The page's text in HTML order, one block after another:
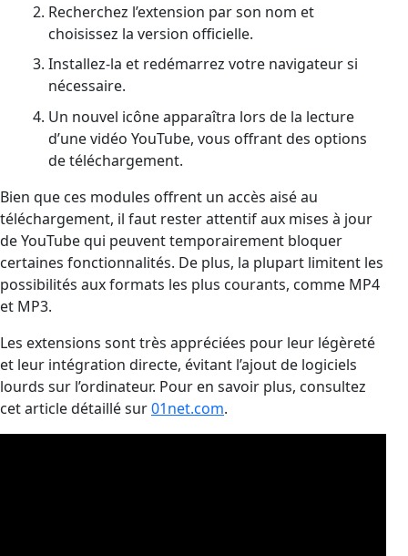
Recherchez l’extension par son nom et
choisissez la version officielle.
Installez-la et redémarrez votre navigateur si
nécessaire.
Un nouvel icône apparaîtra lors de la lecture
d’une vidéo YouTube, vous offrant des options
de téléchargement.
Bien que ces modules offrent un accès aisé au
téléchargement, il faut rester attentif aux mises à jour
de YouTube qui peuvent temporairement bloquer
certaines fonctionnalités. De plus, la plupart limitent les
possibilités aux formats les plus courants, comme MP4
et MP3.
Les extensions sont très appréciées pour leur légèreté
et leur intégration directe, évitant l’ajout de logiciels
lourds sur l’ordinateur. Pour en savoir plus, consultez
cet article détaillé sur01net.com.